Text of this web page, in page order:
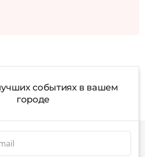
событиях в вашем
городе